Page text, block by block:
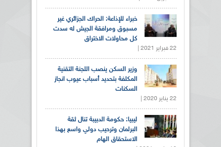
خبراء للإذاعة: الحراك الجزائري غير
مسبوق ومرافقة الجيش له سدت
كل محاولات الاختراق
22 فبراير 2021 |
وزير السكن ينصب اللجنة التقنية
المكلفة بتحديد أسباب عيوب انجاز
السكنات
22 يناير 2020 |
ليبيا: حكومة الدبيبة تنال ثقة
البرلمان وترحيب دولي واسع بهذا
الاستحقاق الهام